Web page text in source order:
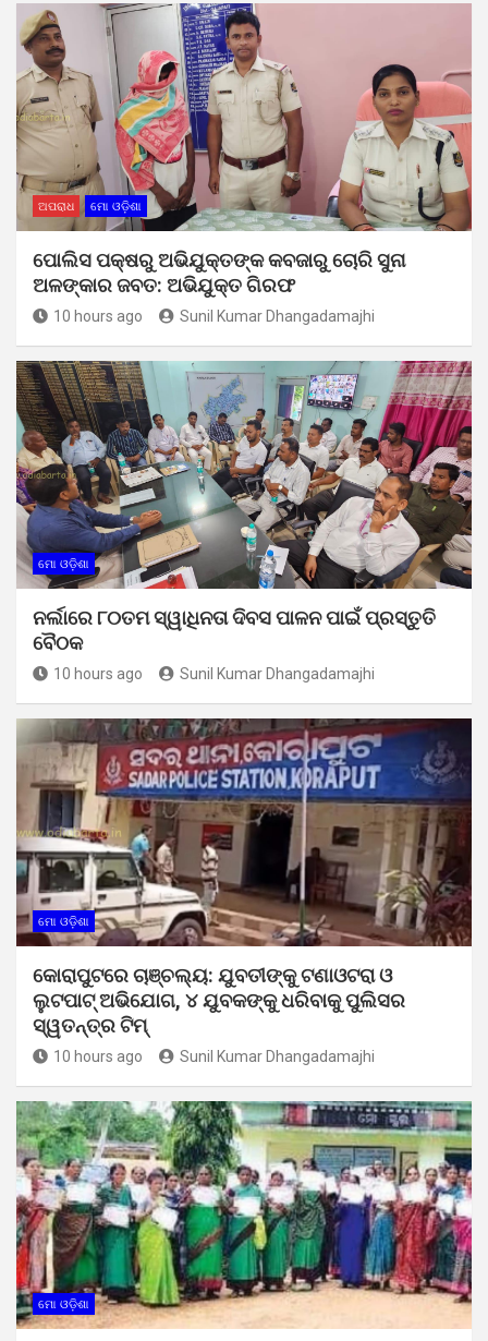
ଅପରାଧ ମୋ ଓଡ଼ିଶା
ପୋଲିସ ପକ୍ଷରୁ ଅଭିଯୁକ୍ତଙ୍କ କବଜାରୁ ଚୋରି ସୁନା
ଅଳଙ୍କାର ଜବତ: ଅଭିଯୁକ୍ତ ଗିରଫ
10 hours ago Sunil Kumar Dhangadamajhi
ମୋ ଓଡ଼ିଶା
ନର୍ଲାରେ ୮୦ତମ ସ୍ୱାଧିନତା ଦିବସ ପାଳନ ପାଇଁ ପ୍ରସ୍ତୁତି
ବୈଠକ
10 hours ago Sunil Kumar Dhangadamajhi
ମୋ ଓଡ଼ିଶା
କୋରାପୁଟରେ ଚାଞ୍ଚଲ୍ୟ: ଯୁବତୀଙ୍କୁ ଟଣାଓଟରା ଓ
ଲୁଟପାଟ୍ ଅଭିଯୋଗ, ୪ ଯୁବକଙ୍କୁ ଧରିବାକୁ ପୁଲିସର
ସ୍ୱତନ୍ତ୍ର ଟିମ୍
10 hours ago Sunil Kumar Dhangadamajhi
ମୋ ଓଡ଼ିଶା